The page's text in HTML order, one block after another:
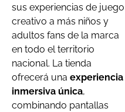
sus experiencias de juego
creativo a más niños y
adultos fans de la marca
en todo el territorio
nacional. La tienda
ofrecerá una experiencia
inmersiva única,
combinando pantallas